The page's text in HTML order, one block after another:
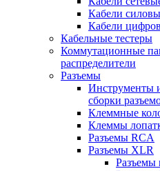
Кабели
Кабели
Кабельные тестеры
Коммутационные
распределители
Разъемы
Инструменты
сборки
Клеммные
Клеммы
Разъемы RCA
Разъемы XLR
Разъемы